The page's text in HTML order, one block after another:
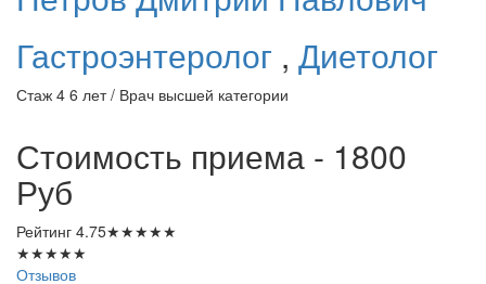
Гастроэнтеролог , Диетолог
Стаж 4 6 лет / Врач высшей категории
Стоимость приема - 1800
Руб
Рейтинг 4.75★★★★★
★★★★★
Отзывов